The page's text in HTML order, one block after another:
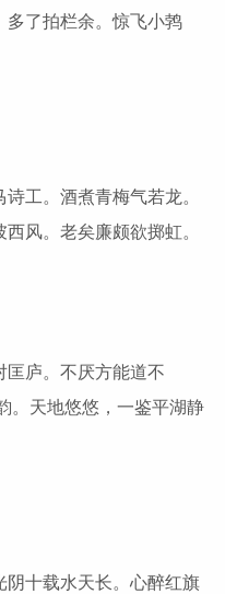
了拍栏余。惊飞小鹁
诗工。酒煮青梅气若龙。
风。老矣廉颇欲掷虹。
匡庐。不厌方能道不
天地悠悠，一鉴平湖静
阴十载水天长。心醉红旗